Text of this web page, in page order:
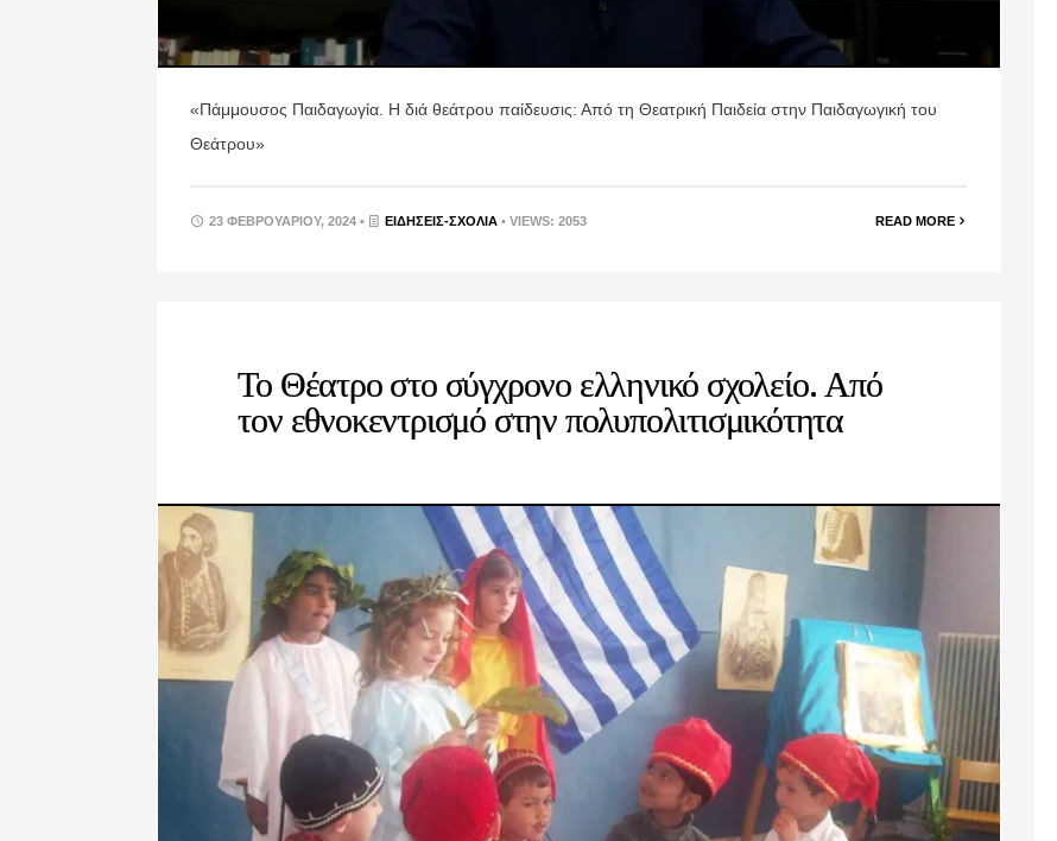
«Πάμμουσος Παιδαγωγία. Η διά θεάτρου παίδευσις: Από τη Θεατρική Παιδεία στην Παιδαγωγική του
Θεάτρου»
23 ΦΕΒΡΟΥΑΡΊΟΥ, 2024 • ΕΙΔΉΣΕΙΣ-ΣΧΟΛΙΑ • VIEWS: 2053 READ MORE
Το Θέατρο στο σύγχρονο ελληνικό σχολείο. Από
τον εθνοκεντρισμό στην πολυπολιτισμικότητα